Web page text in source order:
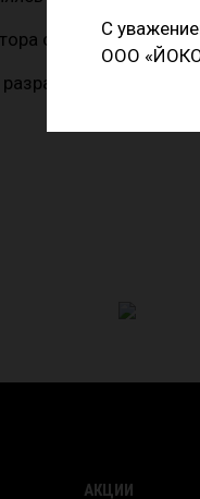
с усиленными
АКЦИИ
С
ООО